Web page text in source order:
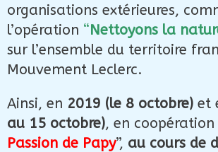
organisations extérieures,
l’opération “Nettoyons la
sur l’ensemble du territoire
Mouvement Leclerc.
Ainsi, en 2019 (le 8 octobre) et
au 15 octobre), en coopération
Passion de Papy”, au cours de